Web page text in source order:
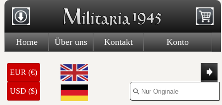
Home Über uns Kontakt Konto
EUR (€)
USD ($)